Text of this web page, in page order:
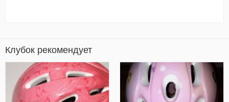
Клубок рекомендует